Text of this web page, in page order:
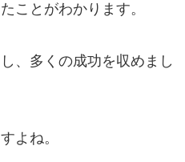
ことがわかります。
、多くの成功を収めまし
よね。